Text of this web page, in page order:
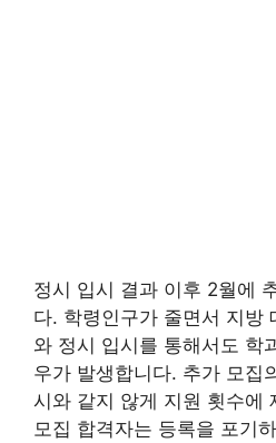
정시 입시 결과 이후 2월에
다. 학령인구가 줄면서 지방
와 정시 입시를 통해서도 학
우가 발생합니다. 추가 모집
시와 같지 않게 지원 횟수에
모집 합격자는 등록을 포기